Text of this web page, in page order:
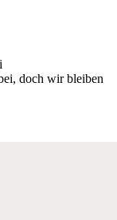
doch wir bleiben